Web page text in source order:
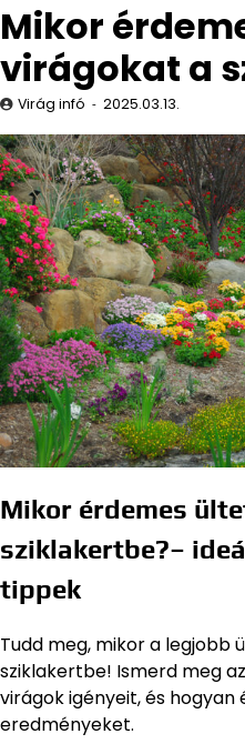
Mikor
virágokat a
Virág infó 2025.03.13.
Mikor érdemes
sziklakertbe?–
tippek
Tudd meg, mikor a legjobb
sziklakertbe! Ismerd meg
virágok igényeit, és
eredményeket.